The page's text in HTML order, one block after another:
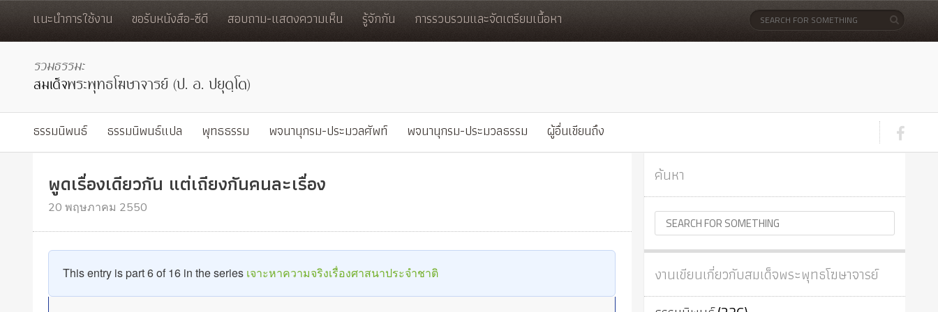
แนะนำการใช้งาน ขอรับหนังสือ-ซีดี สอบถาม-แสดงความเห็น รู้จักกัน การรวบรวมและจัดเตรียมเนื้อหา
ธรรมนิพนธ์ ธรรมนิพนธ์แปล พุทธธรรม พจนานุกรม-ประมวลศัพท์ พจนานุกรม-ประมวลธรรม ผู้อื่นเขียนถึง
พูดเรื่องเดียวกัน แต่เถียงกันคนละเรื่อง
20 พฤษภาคม 2550
This entry is part 6 of 16 in the series เจาะหาความจริงเรื่องศาสนาประจำชาติ
ค้นหา
งานเขียนเกี่ยวกับสมเด็จพระพุทธโฆษาจารย์